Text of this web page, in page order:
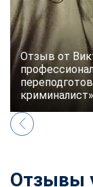
Отзыв от
криминалист»
Отзывы